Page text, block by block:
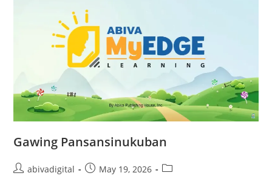
Gawing Pansansinukuban
abivadigital May 19, 2026